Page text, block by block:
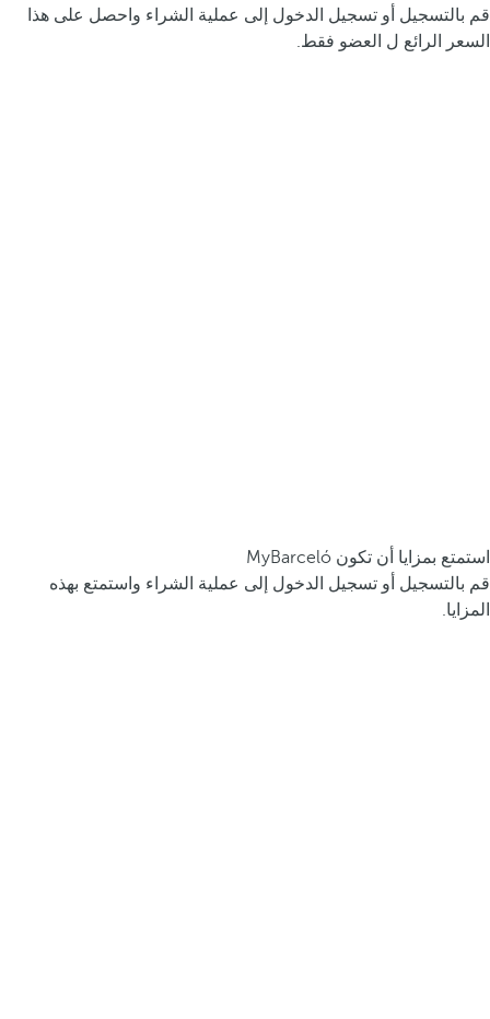
قم بالتسجيل أو تسجيل الدخول إلى عملية الشراء واحصل على هذا
السعر الرائع ل العضو فقط.
استمتع بمزايا أن تكون MyBarceló
قم بالتسجيل أو تسجيل الدخول إلى عملية الشراء واستمتع بهذه
المزايا.